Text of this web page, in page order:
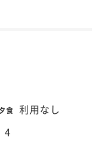
食 利用なし
4